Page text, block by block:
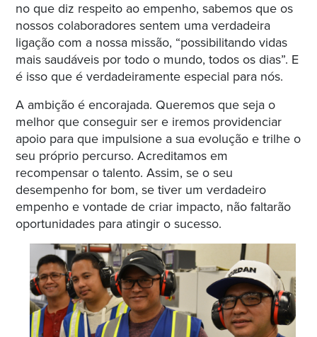
no que diz respeito ao empenho, sabemos que os
nossos colaboradores sentem uma verdadeira
ligação com a nossa missão, “possibilitando vidas
mais saudáveis por todo o mundo, todos os dias”. E
é isso que é verdadeiramente especial para nós.
A ambição é encorajada. Queremos que seja o
melhor que conseguir ser e iremos providenciar
apoio para que impulsione a sua evolução e trilhe o
seu próprio percurso. Acreditamos em
recompensar o talento. Assim, se o seu
desempenho for bom, se tiver um verdadeiro
empenho e vontade de criar impacto, não faltarão
oportunidades para atingir o sucesso.